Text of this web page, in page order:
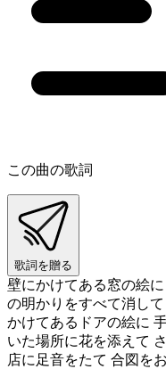
この曲の歌詞
歌詞を贈る
壁にかけてある窓の絵
の明かりをすべて消し
かけてあるドアの絵に
いた場所に花を添えて
店に足音をたて 合図を